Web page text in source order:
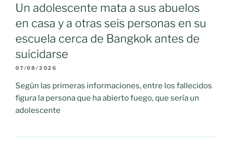
Un adolescente mata a sus abuelos
en casa y a otras seis personas en su
escuela cerca de Bangkok antes de
suicidarse
07/08/2026
Según las primeras informaciones, entre los fallecidos
figura la persona que ha abierto fuego, que sería un
adolescente